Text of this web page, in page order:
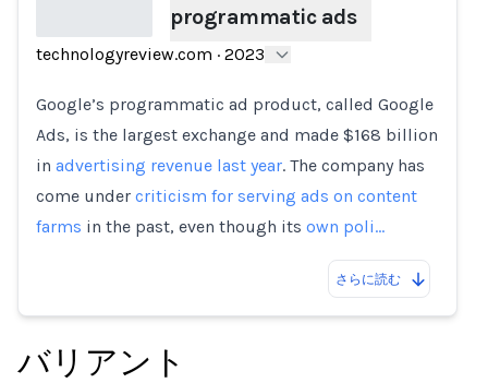
programmatic ads
technologyreview.com · 2023
Google’s programmatic ad product, called Google
Ads, is the largest exchange and made $168 billion
in advertising revenue last year. The company has
come under criticism for serving ads on content
farms in the past, even though its own poli…
さらに読む
バリアント